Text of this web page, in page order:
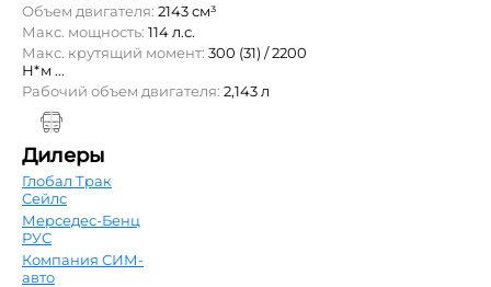
Объем двигателя: 2143 см³
Макс. мощность: 114 л.с.
Макс. крутящий момент: 300 (31) / 2200
Н*м ...
Рабочий объем двигателя: 2,143 л
Дилеры
Глобал Трак
Сейлс
Мерседес-Бенц
РУС
Компания СИМ-
авто